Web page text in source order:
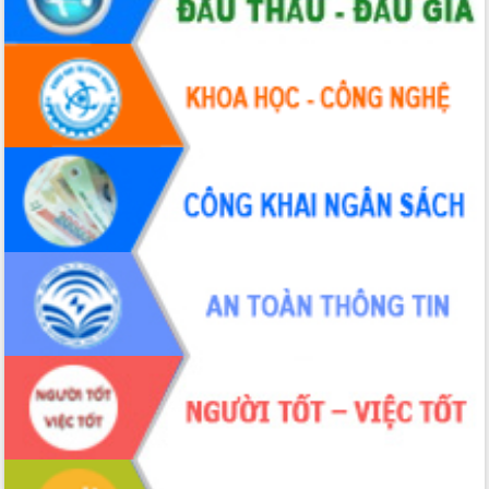
Định vị cà phê Việt Nam như một “di
sản sống” trong dòng chảy toàn cầu
Xây dựng nông thôn mới: Nâng cao đời
sống người dân từ những mô hình thiết
thực
Quyết liệt tháo gỡ vướng mắc, đẩy
nhanh tiến độ các dự án trọng điểm
trong Khu kinh tế Nam Phú Yên
Hòn Yến phát triển du lịch gắn với bảo
tồn biển
Lấy ý kiến điều chỉnh Quy hoạch tỉnh
Đắk Lắk thời kỳ 2021-2030, tầm nhìn
đến năm 2050
Phát động chiến dịch 30 ngày đêm
giải phóng mặt bằng Tuyến đường bộ
ven biển
Đắk Lắk nỗ lực thúc đẩy tăng trưởng
kinh tế từ 10% trở lên trong Quý
II/2026
Đắk Lắk ký kết thỏa thuận hợp tác về
chuyển đổi số giai đoạn 2026 – 2030